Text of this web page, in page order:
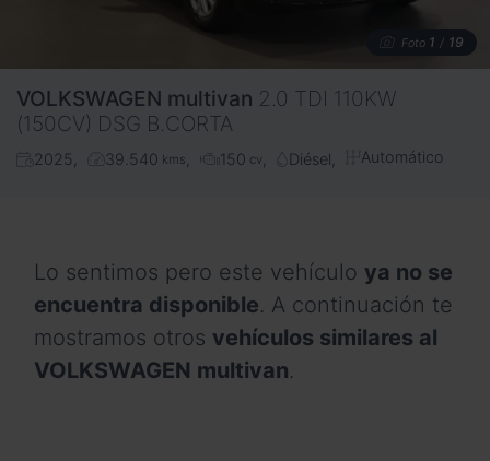
Foto 1 / 19
VOLKSWAGEN multivan 2.0 TDI 110KW
(150CV) DSG B.CORTA
2025 39.540 kms 150 cv Diésel Automático
Lo sentimos pero este vehículo ya no se
encuentra disponible. A continuación te
mostramos otros vehículos similares al
VOLKSWAGEN multivan.